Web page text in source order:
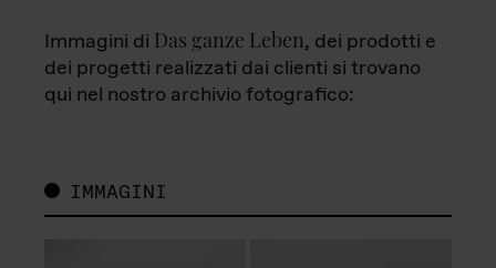
Immagini di Das ganze Leben, dei prodotti e
dei progetti realizzati dai clienti si trovano
qui nel nostro archivio fotografico:
IMMAGINI